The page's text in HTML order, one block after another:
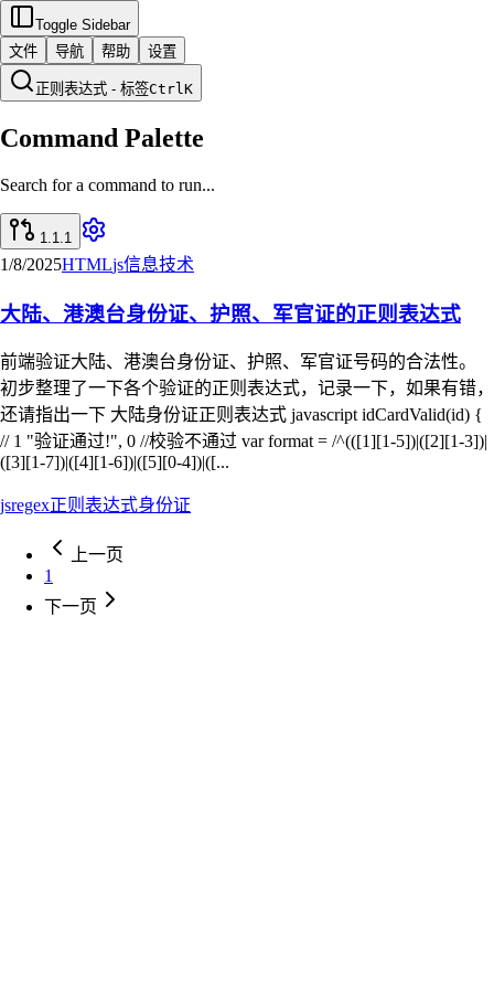
Toggle Sidebar
文件
导航 帮助 设置
正则表达式 - 标签CtrlK
Command Palette
Search for a command to run...
1.1.1
1/8/2025HTMLjs信息技术
大陆、港澳台身份证、护照、军官证的正则表达式
前端验证大陆、港澳台身份证、护照、军官证号码的合法性。
初步整理了一下各个验证的正则表达式，记录一下，如果有错，
还请指出一下 大陆身份证正则表达式 javascript idCardValid(id) {
// 1 "验证通过!", 0 //校验不通过 var format = /^(([1][1-5])|([2][1-3])|
([3][1-7])|([4][1-6])|([5][0-4])|([...
jsregex正则表达式身份证
上一页
1
下一页